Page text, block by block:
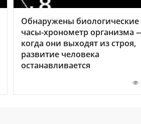
Обнаружены биологические
часы-хронометр организма
когда они выходят из строя,
развитие человека
останавливается